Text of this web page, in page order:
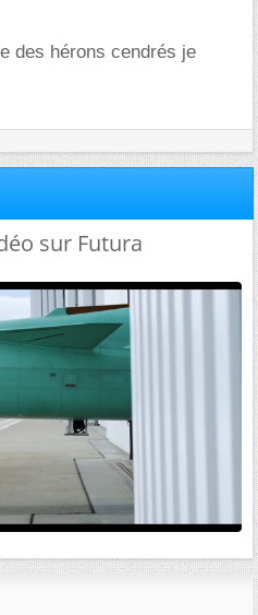
des hérons cendrés je
sur Futura